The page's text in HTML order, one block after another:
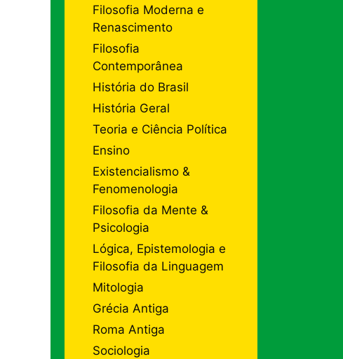
Filosofia Moderna e
Renascimento
Filosofia
Contemporânea
História do Brasil
História Geral
Teoria e Ciência Política
Ensino
Existencialismo &
Fenomenologia
Filosofia da Mente &
Psicologia
Lógica, Epistemologia e
Filosofia da Linguagem
Mitologia
Grécia Antiga
Roma Antiga
Sociologia